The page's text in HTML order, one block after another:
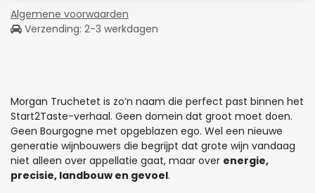
Algemene voorwaarden
Verzending: 2-3 werkdagen
Morgan Truchetet is zo’n naam die perfect past binnen het
Start2Taste-verhaal. Geen domein dat groot moet doen.
Geen Bourgogne met opgeblazen ego. Wel een nieuwe
generatie wijnbouwers die begrijpt dat grote wijn vandaag
niet alleen over appellatie gaat, maar over energie,
precisie, landbouw en gevoel.